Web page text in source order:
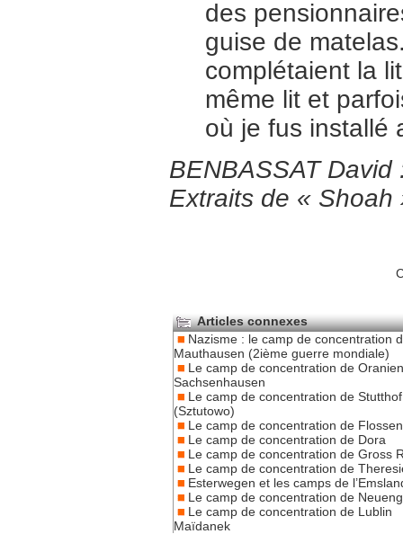
des
guise de
complétaient la
même lit et
où je fus installé
BENBASSAT
Extraits de «
Articles connexes
Nazisme : le camp de concentration
Mauthausen (2ième guerre mondiale)
Le camp de concentration de
Sachsenhausen
Le camp de concentration de Stutthof
(Sztutowo)
Le camp de concentration de
Le camp de concentration de Dora
Le camp de concentration de Gross
Le camp de concentration de
Esterwegen et les camps de
Le camp de concentration de
Le camp de concentration de Lublin
Maïdanek